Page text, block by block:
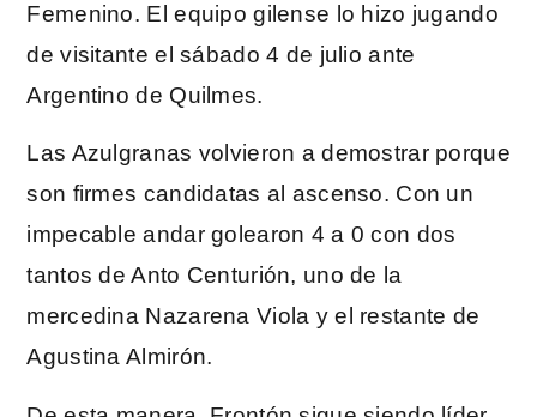
Femenino. El equipo gilense lo hizo jugando
de visitante el sábado 4 de julio ante
Argentino de Quilmes.
Las Azulgranas volvieron a demostrar porque
son firmes candidatas al ascenso. Con un
impecable andar golearon 4 a 0 con dos
tantos de Anto Centurión, uno de la
mercedina Nazarena Viola y el restante de
Agustina Almirón.